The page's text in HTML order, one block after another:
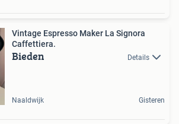
Vintage Espresso Maker La Signora
Caffettiera.
Bieden Details
Naaldwijk Gisteren